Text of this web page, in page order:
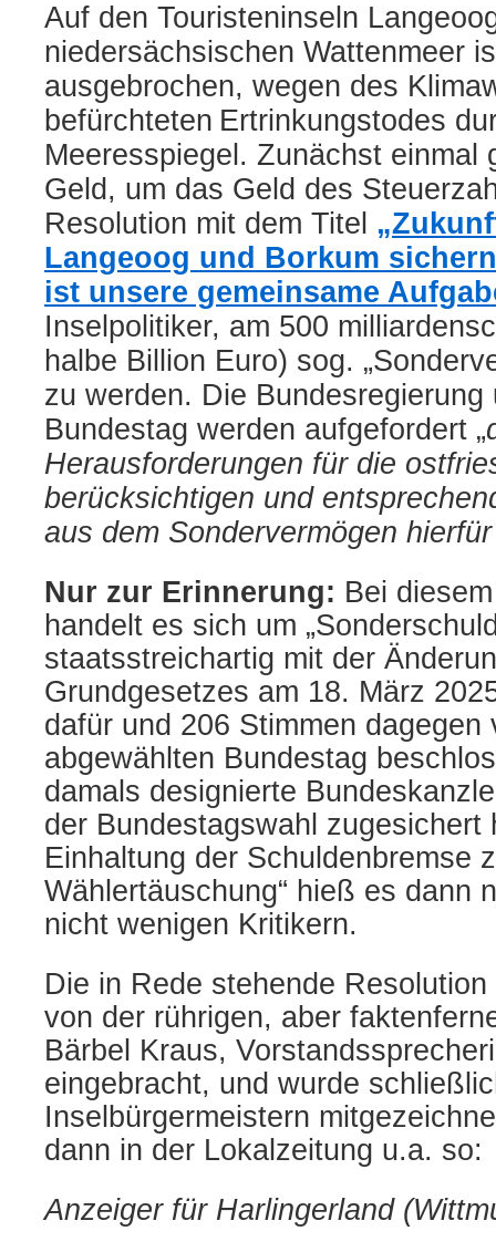
Auf den Touristeninseln
niedersächsischen Wattenmeer
ausgebrochen, wegen des
befürchteten Ertrinkungstodes
Meeresspiegel. Zunächst einmal
Geld, um das Geld des
Resolution mit dem Titel
Langeoog und Borkum
ist unsere gemeinsame
Inselpolitiker, am 500
halbe Billion Euro) sog.
zu werden. Die
Bundestag werden aufgefordert „
Herausforderungen für die
berücksichtigen und
aus dem Sondervermögen
Nur zur Erinnerung: Bei
handelt es sich um
staatsstreichartig mit der
Grundgesetzes am 18. März
dafür und 206 Stimmen dagegen
abgewählten Bundestag
damals designierte
der Bundestagswahl
Einhaltung der Schuldenbremse
Wählertäuschung“ hieß es dann
nicht wenigen Kritikern.
Die in Rede stehende
von der rührigen, aber
Bärbel Kraus,
eingebracht, und wurde
Inselbürgermeistern
dann in der Lokalzeitung u.a. so:
Anzeiger für Harlingerland